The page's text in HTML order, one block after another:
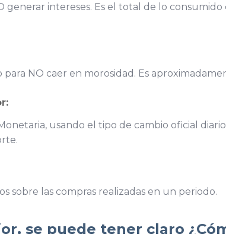
generar intereses. Es el total de lo
NO caer en morosidad. Es
usando el tipo de cambio oficial
sobre las compras realizadas en un periodo.
se puede tener claro